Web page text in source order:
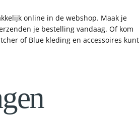
online in de webshop. Maak je
je bestelling vandaag. Of kom
of Blue kleding en accessoires kunt